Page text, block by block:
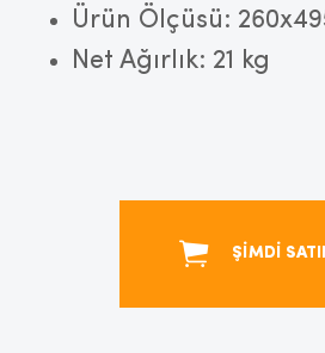
Ürün Ölçüsü:
Net Ağırlık: 21 kg
ŞİMDİ